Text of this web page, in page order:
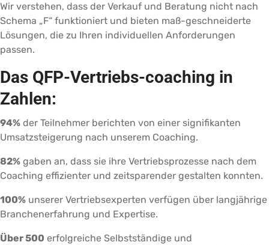
Wir verstehen, dass der Verkauf und Beratung nicht nach
Schema „F“ funktioniert und bieten maß-geschneiderte
Lösungen, die zu Ihren individuellen Anforderungen
passen.
Das QFP-Vertriebs-coaching in
Zahlen:
94% der Teilnehmer berichten von einer signifikanten
Umsatzsteigerung nach unserem Coaching.
82% gaben an, dass sie ihre Vertriebsprozesse nach dem
Coaching effizienter und zeitsparender gestalten konnten.
100% unserer Vertriebsexperten verfügen über langjährige
Branchenerfahrung und Expertise.
Über 500 erfolgreiche Selbstständige und